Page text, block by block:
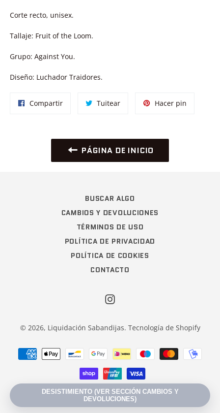
Corte recto, unisex.
Tallaje: Fruit of the Loom.
Grupo: Against You.
Diseño: Luchador Traidores.
CompartirCompartir TuitearTuitear
Hacer pin
PÁGINA DE INICIO
BUSCAR ALGO
CAMBIOS Y DEVOLUCIONES
TÉRMINOS DE USO
POLÍTICA DE PRIVACIDAD
POLÍTICA DE COOKIES
CONTACTO
Instagram
© 2026, Liquidación Sabandijas. Tecnología de Shopify
Métodos
de
pago